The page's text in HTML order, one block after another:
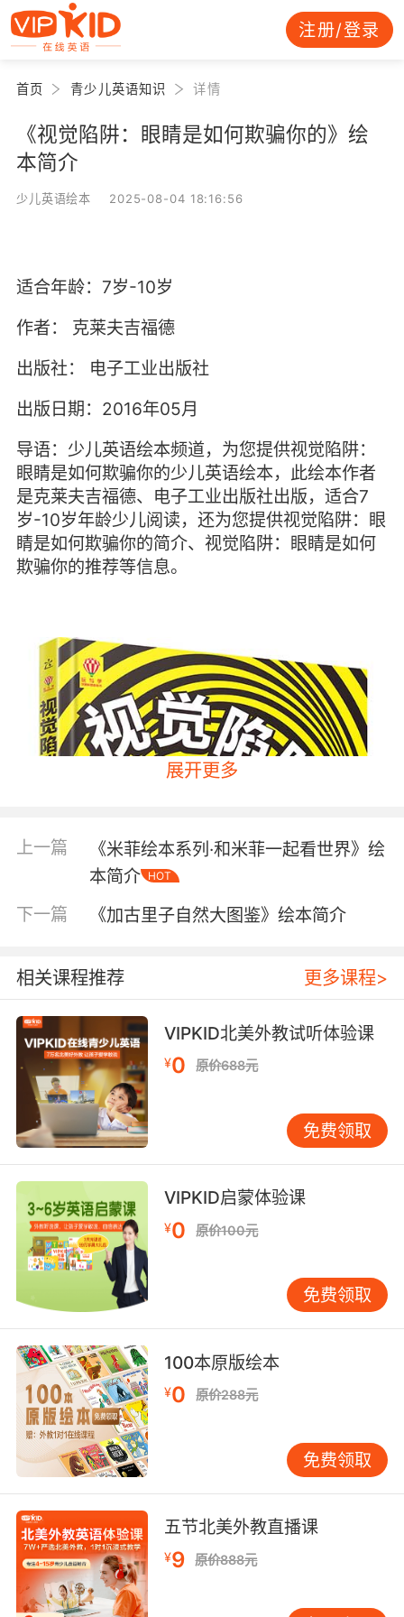
注册/登录
首页 青少儿英语知识 详情
《视觉陷阱：眼睛是如何欺骗你的》绘
本简介
少儿英语绘本 2025-08-04 18:16:56
适合年龄：7岁-10岁
作者：
克莱夫吉福德
出版社：
电子工业出版社
出版日期：2016年05月
导语：少儿英语绘本频道，为您提供视觉陷阱：
眼睛是如何欺骗你的少儿英语绘本，此绘本作者
是克莱夫吉福德、电子工业出版社出版，适合7
岁-10岁年龄少儿阅读，还为您提供视觉陷阱：眼
睛是如何欺骗你的简介、视觉陷阱：眼睛是如何
欺骗你的推荐等信息。
内容简介
为什么有些静态图片在你眼前疯狂地旋转？两种
看起来完全不同的颜色居然是同一个颜色？是什
么让看起来完整的图片忽然变得混乱无序？……
这是一本会颠覆你现有认知的书！人们常说“眼见
为实”，其实，你的大脑和眼睛偶尔也会“欺骗”
你。这本书里充满了各种“诡异”的图片，但同时
也会为你揭开真相，告诉你大脑和眼睛是如何工
作的，透视原理对我们的影响，以及什么是盲点
等一切关于视觉的真相，带你探寻这些错觉背后
的秘密。
眼见真的为实吗？
对你的大脑说Hello
神经网络
展开更多
上一篇
《米菲绘本系列·和米菲一起看世界》绘
本简介
HOT
下一篇 《加古里子自然大图鉴》绘本简介
相关课程推荐 更多课程>
VIPKID北美外教试听体验课
¥0 原价688元
免费领取
VIPKID启蒙体验课
¥0 原价100元
免费领取
100本原版绘本
¥0 原价288元
免费领取
五节北美外教直播课
¥9 原价888元